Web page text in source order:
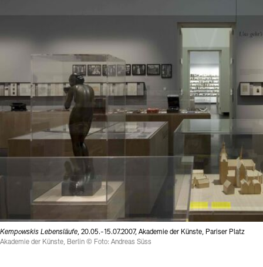
Kempowskis Lebensläufe, 20.05.-15.07.2007, Akademie der Künste, Pariser Platz
Akademie der Künste, Berlin © Foto: Andreas Süss